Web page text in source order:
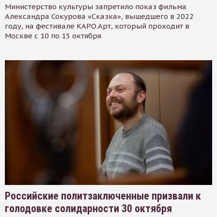
Министерство культуры запретило показ фильма
Александра Сокурова «Сказка», вышедшего в 2022
году, на фестивале КАРО.Арт, который проходит в
Москве с 10 по 15 октября
Российские политзаключенные призвали к
голодовке солидарности 30 октября